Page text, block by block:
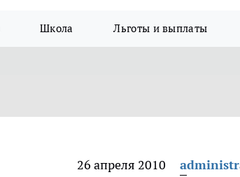
Школа Льготы и выплаты
26 апреля 2010